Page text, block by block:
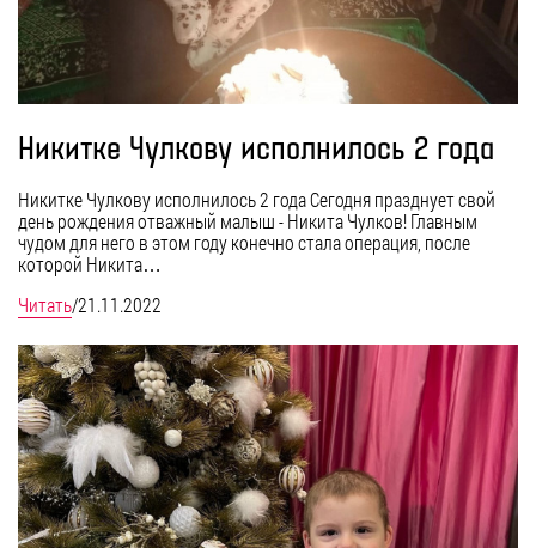
Никитке Чулкову исполнилось 2 года
Никитке Чулкову исполнилось 2 года Сегодня празднует свой
день рождения отважный малыш - Никита Чулков! Главным
чудом для него в этом году конечно стала операция, после
которой Никита…
Читать/21.11.2022